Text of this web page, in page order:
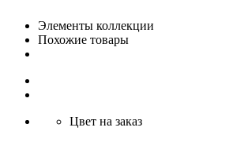
Элементы коллекции
Похожие товары
Цвет на заказ